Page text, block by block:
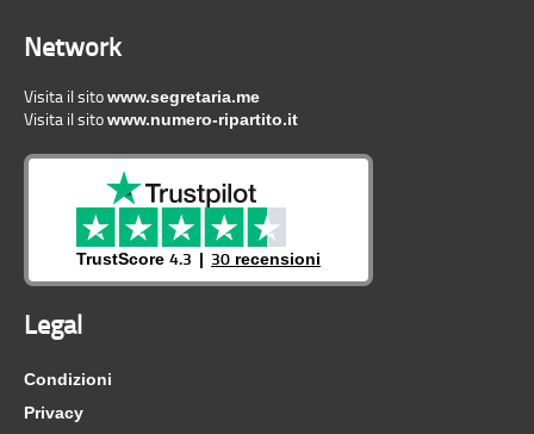
Network
Visita il sitowww.segretaria.me
Visita il sitowww.numero-ripartito.it
TrustScore 4.3 30 recensioni
Legal
Condizioni
Privacy